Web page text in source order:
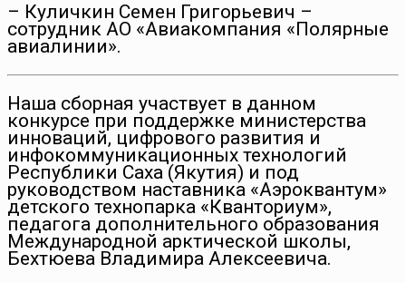
– Куличкин Семен Григорьевич –
сотрудник АО «Авиакомпания «Полярные
авиалинии».
Наша сборная участвует в данном
конкурсе при поддержке министерства
инноваций, цифрового развития и
инфокоммуникационных технологий
Республики Саха (Якутия) и под
руководством наставника «Аэроквантум»
детского технопарка «Кванториум»,
педагога дополнительного образования
Международной арктической школы,
Бехтюева Владимира Алексеевича.